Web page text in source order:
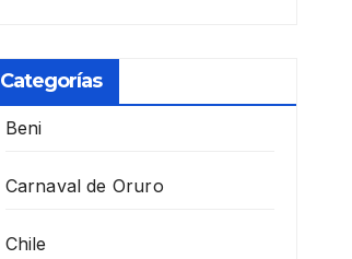
Categorías
Beni
Carnaval de Oruro
Chile